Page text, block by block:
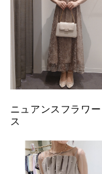
ニュアンスフラワ
ス